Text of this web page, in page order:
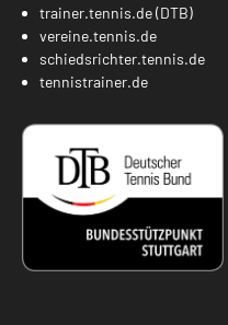
trainer.tennis.de (DTB)
vereine.tennis.de
schiedsrichter.tennis.de
tennistrainer.de